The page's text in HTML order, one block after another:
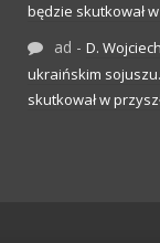
będzie skutkował
ad - D.
ukraińskim
skutkował w